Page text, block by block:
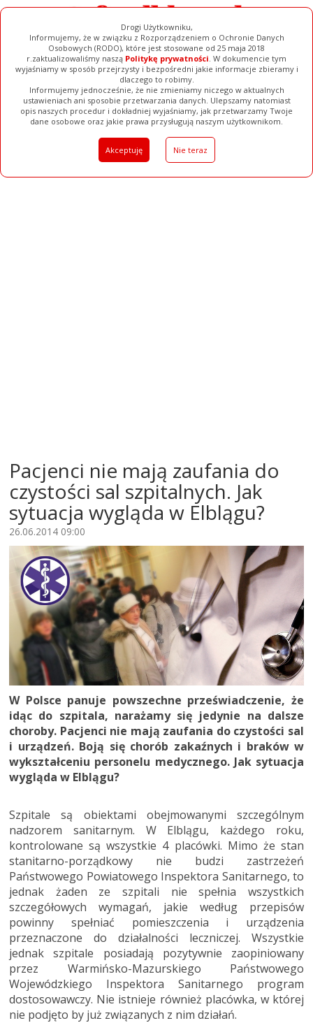
Drogi Użytkowniku,
Informujemy, że w związku z Rozporządzeniem o Ochronie Danych
Osobowych (RODO), które jest stosowane od 25 maja 2018
r.zaktualizowaliśmy naszą Politykę prywatności. W dokumencie tym
wyjaśniamy w sposób przejrzysty i bezpośredni jakie informacje zbieramy i
dlaczego to robimy.
Informujemy jednocześnie, że nie zmieniamy niczego w aktualnych
ustawieniach ani sposobie przetwarzania danych. Ulepszamy natomiast
opis naszych procedur i dokładniej wyjaśniamy, jak przetwarzamy Twoje
dane osobowe oraz jakie prawa przysługują naszym użytkownikom.
Akceptuję Nie teraz
Ogłoszenia Filmy Galerie Baza Firm Pełna Wersja
Pacjenci nie mają zaufania do
czystości sal szpitalnych. Jak
sytuacja wygląda w Elblągu?
26.06.2014 09:00
W Polsce panuje powszechne przeświadczenie, że
idąc do szpitala, narażamy się jedynie na dalsze
choroby. Pacjenci nie mają zaufania do czystości sal
i urządzeń. Boją się chorób zakaźnych i braków w
wykształceniu personelu medycznego. Jak sytuacja
wygląda w Elblągu?
Szpitale są obiektami obejmowanymi szczególnym
nadzorem sanitarnym. W Elblągu, każdego roku,
kontrolowane są wszystkie 4 placówki. Mimo że stan
stanitarno-porządkowy nie budzi zastrzeżeń
Państwowego Powiatowego Inspektora Sanitarnego, to
jednak żaden ze szpitali nie spełnia wszystkich
szczegółowych wymagań, jakie według przepisów
powinny spełniać pomieszczenia i urządzenia
przeznaczone do działalności leczniczej. Wszystkie
jednak szpitale posiadają pozytywnie zaopiniowany
przez Warmińsko-Mazurskiego Państwowego
Wojewódzkiego Inspektora Sanitarnego program
dostosowawczy. Nie istnieje również placówka, w której
nie podjęto by już związanych z nim działań.